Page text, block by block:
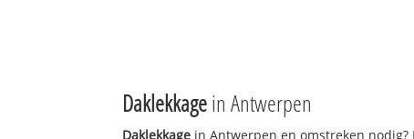
Daklekkagein Antwerpen
Daklekkage in Antwerpen en omstreken